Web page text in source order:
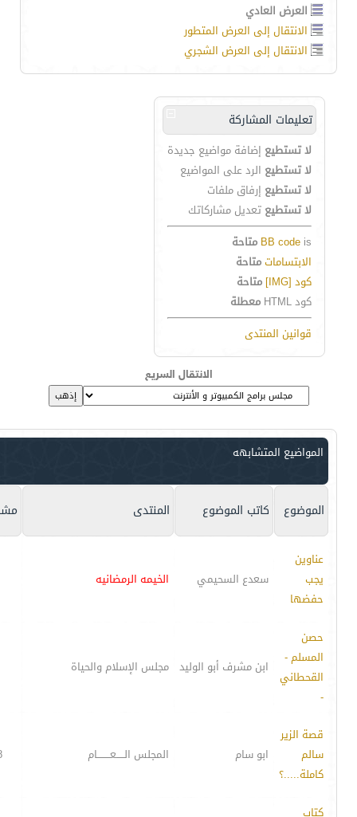
العرض العادي
الانتقال إلى العرض المتطور
الانتقال إلى العرض الشجري
تعليمات المشاركة
لا تستطيع إضافة مواضيع جديدة
لا تستطيع الرد على المواضيع
لا تستطيع إرفاق ملفات
لا تستطيع تعديل مشاركاتك
BB code is
متاحة
الابتساماتمتاحة
كود [IMG]
متاحة
كود HTML
معطلة
قوانين المنتدى
الانتقال السريع
المواضيع المتشابهه
الموضوع كاتب الموضوع المنتدى
عناوين
يجب
حفضها
سعدع السحيمي الخيمه الرمضانيه
حصن
المسلم -
القحطاني
-
ابن مشرف أبو الوليد مجلس الإسلام والحياة
قصة الزير
سالم
كاملة.....؟
ابو سام المجلس الـــــعــــــــام
كتاب